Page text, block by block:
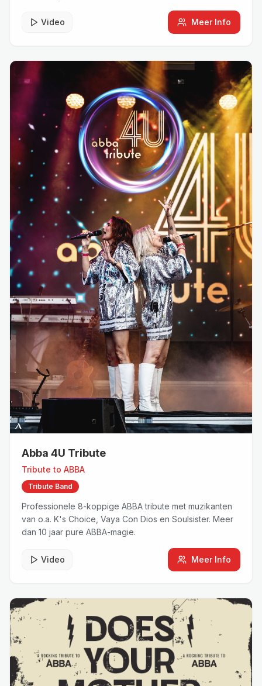
Video Meer Info
Abba 4U Tribute
Tribute to ABBA
Tribute Band
Professionele 8-koppige ABBA tribute met muzikanten
van o.a. K's Choice, Vaya Con Dios en Soulsister. Meer
dan 10 jaar pure ABBA-magie.
Video Meer Info